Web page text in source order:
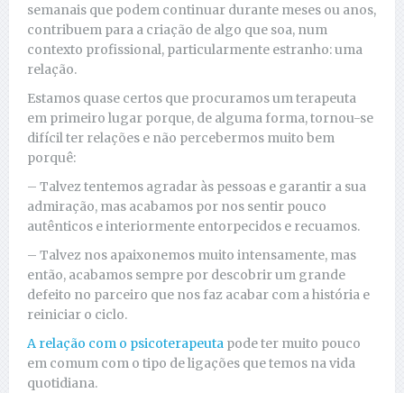
semanais que podem continuar durante meses ou anos,
contribuem para a criação de algo que soa, num
contexto profissional, particularmente estranho: uma
relação.
Estamos quase certos que procuramos um terapeuta
em primeiro lugar porque, de alguma forma, tornou-se
difícil ter relações e não percebermos muito bem
porquê:
– Talvez tentemos agradar às pessoas e garantir a sua
admiração, mas acabamos por nos sentir pouco
autênticos e interiormente entorpecidos e recuamos.
– Talvez nos apaixonemos muito intensamente, mas
então, acabamos sempre por descobrir um grande
defeito no parceiro que nos faz acabar com a história e
reiniciar o ciclo.
A relação com o psicoterapeuta pode ter muito pouco
em comum com o tipo de ligações que temos na vida
quotidiana.